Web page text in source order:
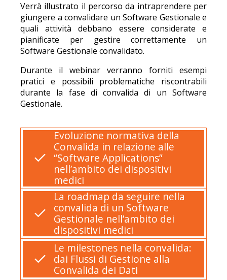
Verrà illustrato il percorso da intraprendere per
giungere a convalidare un Software Gestionale e
quali attività debbano essere considerate e
pianificate per gestire correttamente un
Software Gestionale convalidato.
Durante il webinar verranno forniti esempi
pratici e possibili problematiche riscontrabili
durante la fase di convalida di un Software
Gestionale.
Evoluzione normativa della
Convalida in relazione alle
“Software Applications”
nell’ambito dei dispositivi
medici
La roadmap da seguire nella
convalida di un Software
Gestionale nell’ambito dei
dispositivi medici
Le milestones nella convalida:
dai Flussi di Gestione alla
Convalida dei Dati